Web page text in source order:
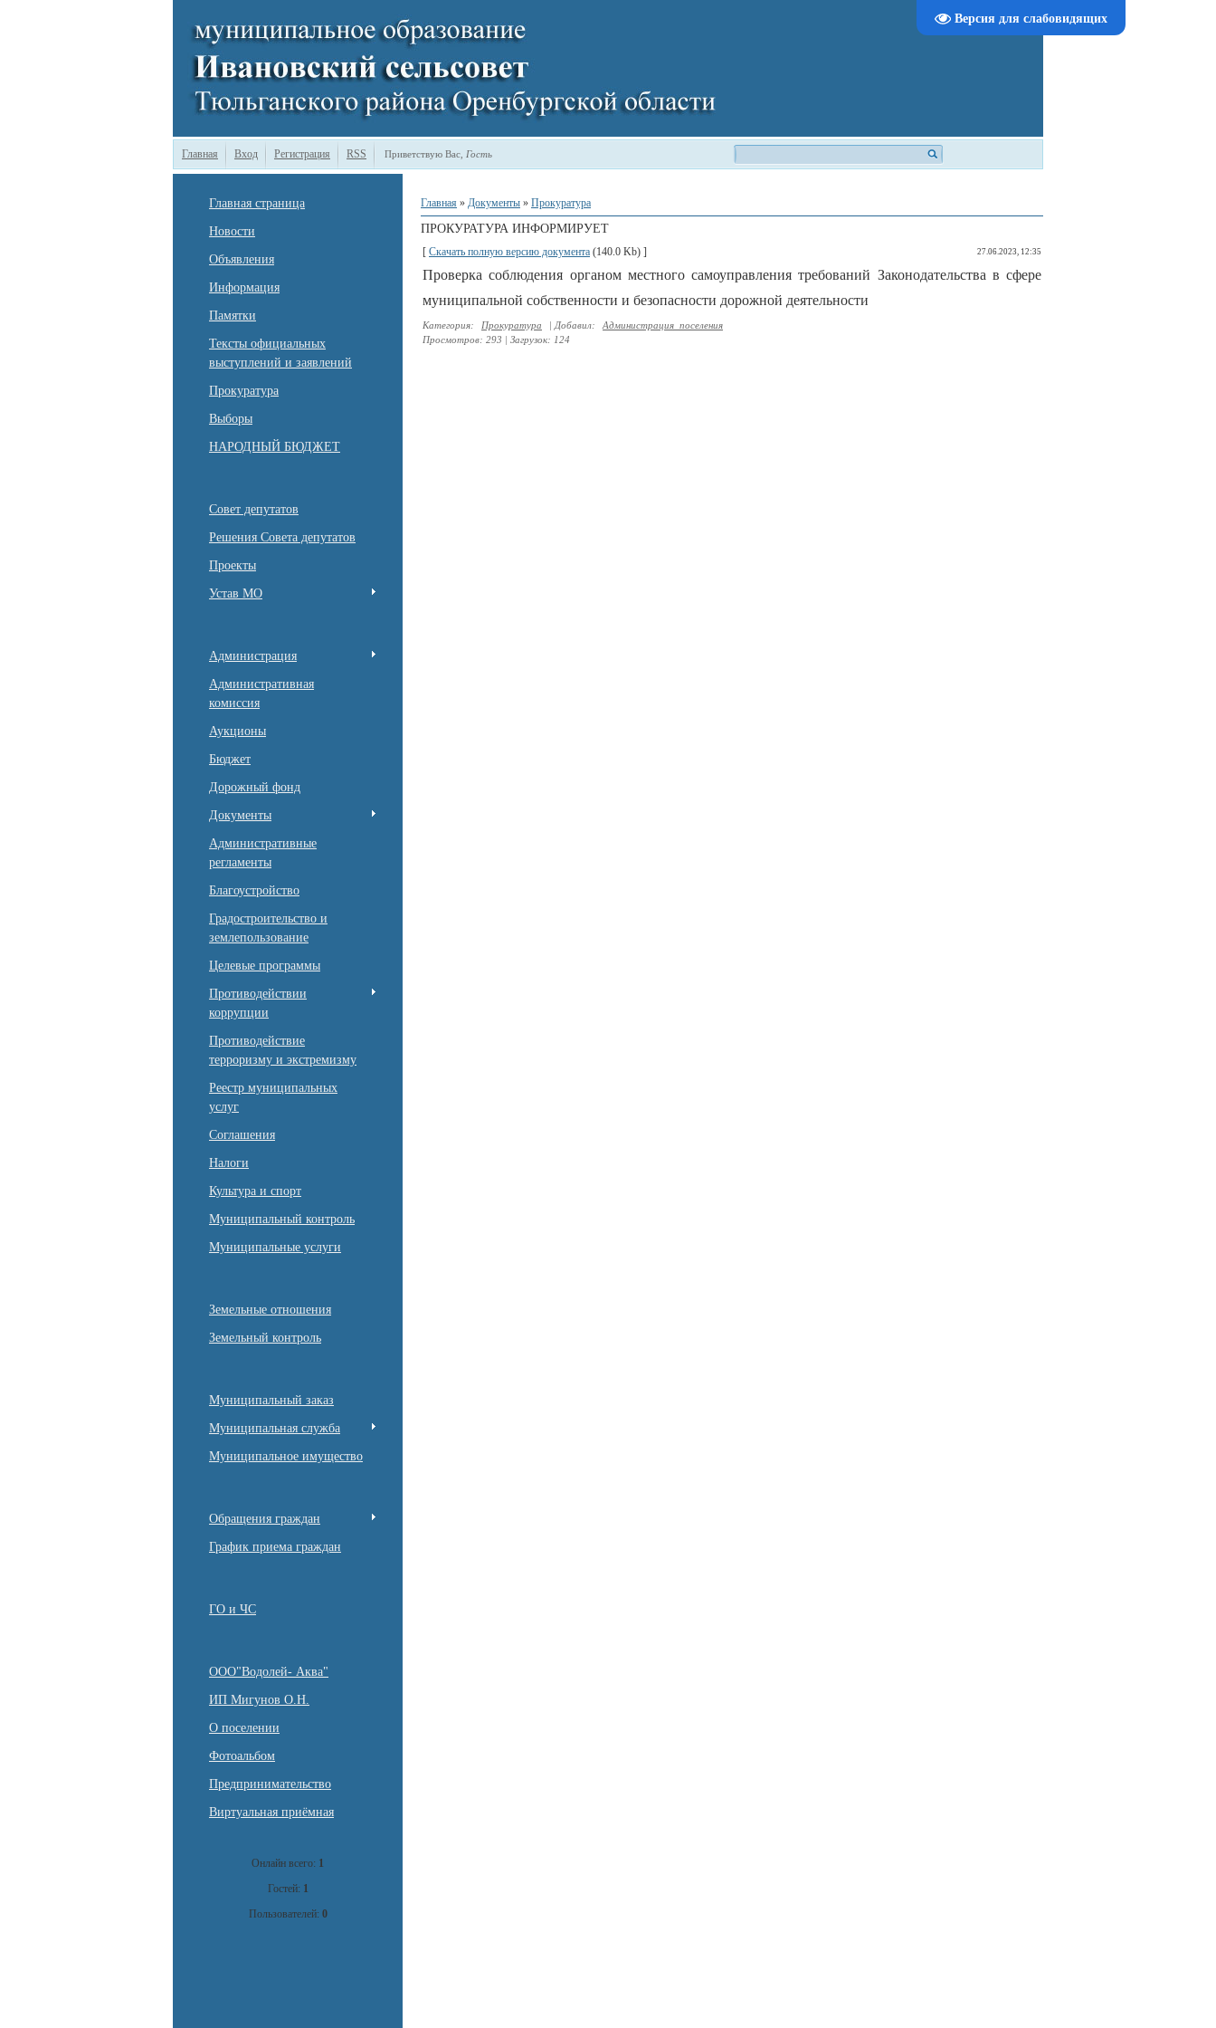
Версия для слабовидящих
Главная Вход Регистрация RSS Приветствую Вас Гость
Главная страница
Новости
Объявления
Информация
Памятки
Тексты официальных
выступлений и заявлений
Прокуратура
Выборы
НАРОДНЫЙ БЮДЖЕТ
Совет депутатов
Решения Совета депутатов
Проекты
Устав МО
Администрация
Административная
комиссия
Аукционы
Бюджет
Дорожный фонд
Документы
Административные
регламенты
Благоустройство
Градостроительство и
землепользование
Целевые программы
Противодействии
коррупции
Противодействие
терроризму и экстремизму
Реестр муниципальных
услуг
Соглашения
Налоги
Культура и спорт
Муниципальный контроль
Муниципальные услуги
Земельные отношения
Земельный контроль
Муниципальный заказ
Муниципальная служба
Муниципальное имущество
Обращения граждан
График приема граждан
ГО и ЧС
ООО"Водолей- Аква"
ИП Мигунов О.Н.
О поселении
Фотоальбом
Предпринимательство
Виртуальная приёмная
Онлайн всего: 1
Гостей: 1
Пользователей: 0
Главная » Документы » Прокуратура
ПРОКУРАТУРА ИНФОРМИРУЕТ
[ Скачать полную версию документа (140.0 Kb) ] 27.06.2023, 12:35
Проверка соблюдения органом местного самоуправления требований Законодательства в сфере
муниципальной собственности и безопасности дорожной деятельности
Категория: Прокуратура | Добавил:
Администрация_поселения
Просмотров: 293 | Загрузок: 124